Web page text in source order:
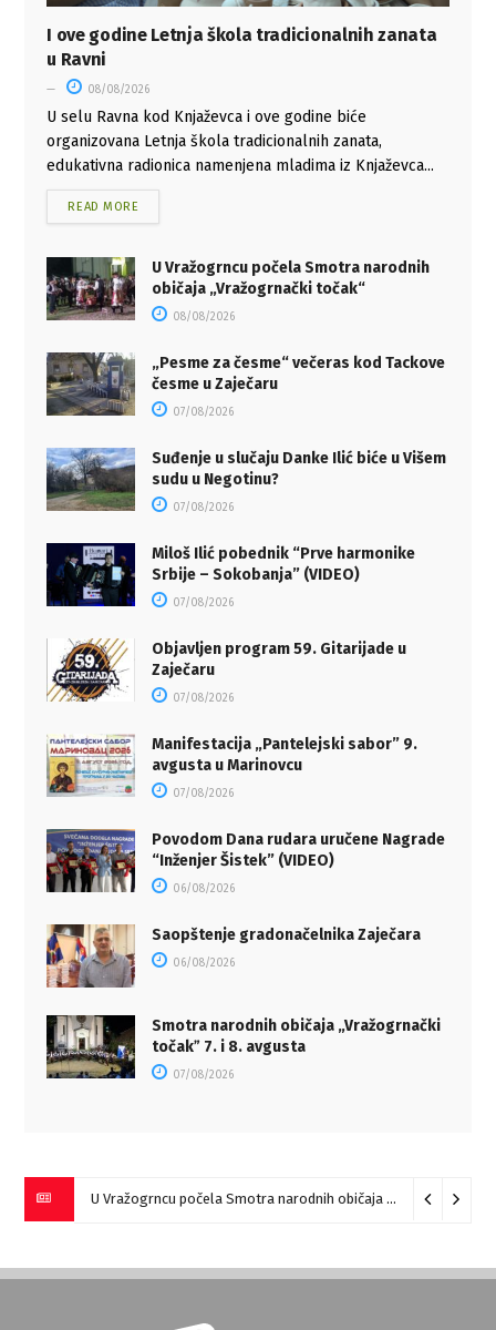
I ove godine Letnja škola tradicionalnih zanata
u Ravni
08/08/2026
U selu Ravna kod Knjaževca i ove godine biće
organizovana Letnja škola tradicionalnih zanata,
edukativna radionica namenjena mladima iz Knjaževca...
READ MORE
U Vražogrncu počela Smotra narodnih
običaja „Vražogrnački točak“
08/08/2026
„Pesme za česme“ večeras kod Tackove
česme u Zaječaru
07/08/2026
Suđenje u slučaju Danke Ilić biće u Višem
sudu u Negotinu?
07/08/2026
Miloš Ilić pobednik “Prve harmonike
Srbije – Sokobanja” (VIDEO)
07/08/2026
Objavljen program 59. Gitarijade u
Zaječaru
07/08/2026
Manifestacija „Pantelejski sabor” 9.
avgusta u Marinovcu
07/08/2026
Povodom Dana rudara uručene Nagrade
“Inženjer Šistek” (VIDEO)
06/08/2026
Saopštenje gradonačelnika Zaječara
06/08/2026
Smotra narodnih običaja „Vražogrnački
točakˮ 7. i 8. avgusta
07/08/2026
U Vražogrncu počela Smotra narodnih običaja „Vražogrnački točak“